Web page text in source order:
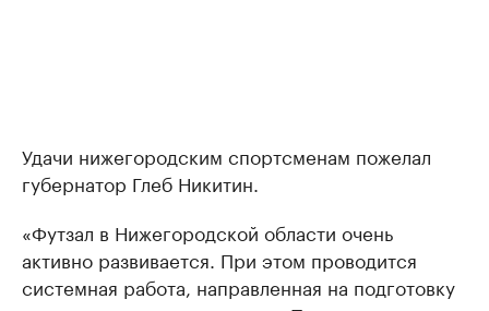
Удачи нижегородским спортсменам пожелал
губернатор Глеб Никитин.
«Футзал в Нижегородской области очень
активно развивается. При этом проводится
системная работа, направленная на подготовку